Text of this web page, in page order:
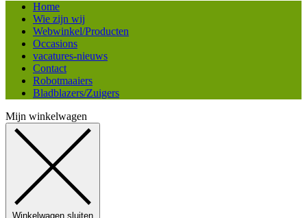
Home
Wie zijn wij
Webwinkel/Producten
Occasions
vacatures-nieuws
Contact
Robotmaaiers
Bladblazers/Zuigers
Mijn winkelwagen
Winkelwagen sluiten